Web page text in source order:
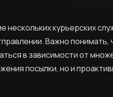
курьерских
Важно понимать,
в зависимости от
посылки, но и